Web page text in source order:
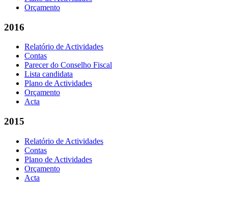
Orçamento
2016
Relatório de Actividades
Contas
Parecer do Conselho Fiscal
Lista candidata
Plano de Actividades
Orçamento
Acta
2015
Relatório de Actividades
Contas
Plano de Actividades
Orçamento
Acta